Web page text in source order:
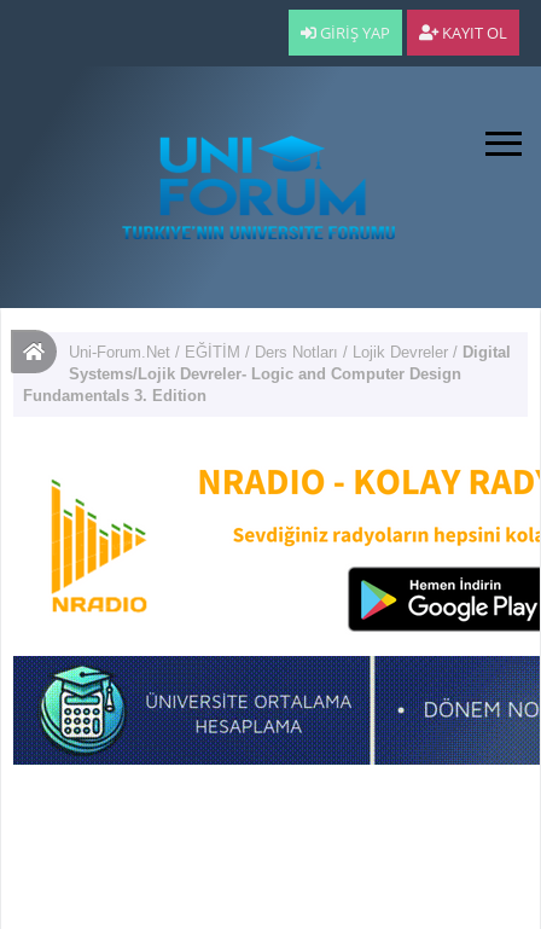
GIRIŞ YAP KAYIT OL
Uni-Forum.Net / EĞİTİM / Ders Notları / Lojik Devreler / Digital
Systems/Lojik Devreler- Logic and Computer Design
Fundamentals 3. Edition